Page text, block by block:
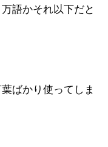
語かそれ以下だと
ばかり使ってしま